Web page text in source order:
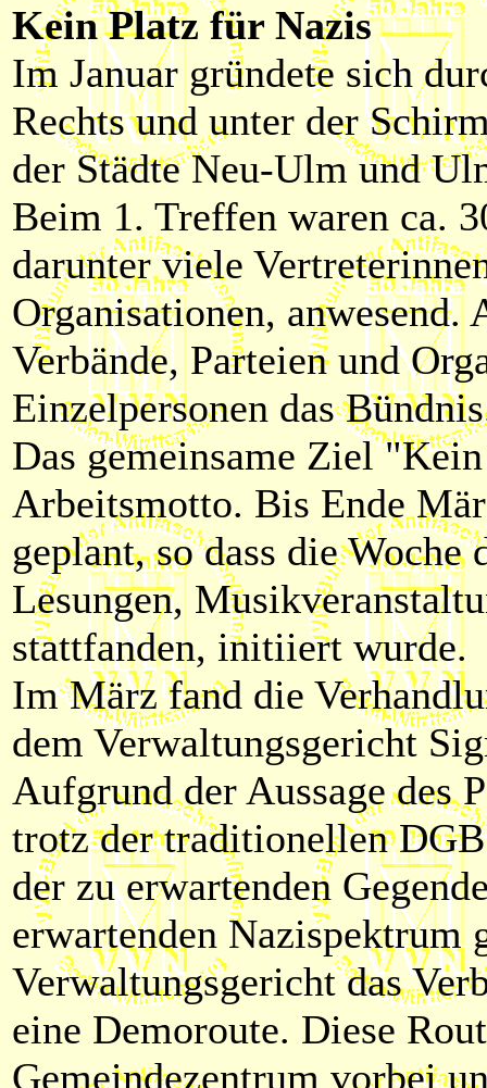
Kein Platz für Nazis
Im Januar gründete sich
Rechts und unter der
der Städte Neu-Ulm und
Beim 1. Treffen waren ca.
darunter viele
Organisationen, anwesend.
Verbände, Parteien und
Einzelpersonen das
Das gemeinsame Ziel
Arbeitsmotto. Bis Ende
geplant, so dass die
Lesungen,
stattfanden, initiiert wurde.
Im März fand die
dem Verwaltungsgericht
Aufgrund der Aussage des
trotz der traditionellen DGB
der zu erwartenden
erwartenden Nazispektrum
Verwaltungsgericht das
eine Demoroute. Diese
Gemeindezentrum vorbei